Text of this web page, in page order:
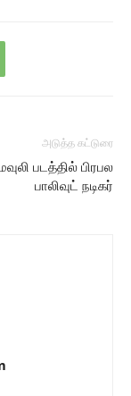
அடுத்த கட்டுரை
படத்தில் பிரபல
பாலிவுட் நடிகர்